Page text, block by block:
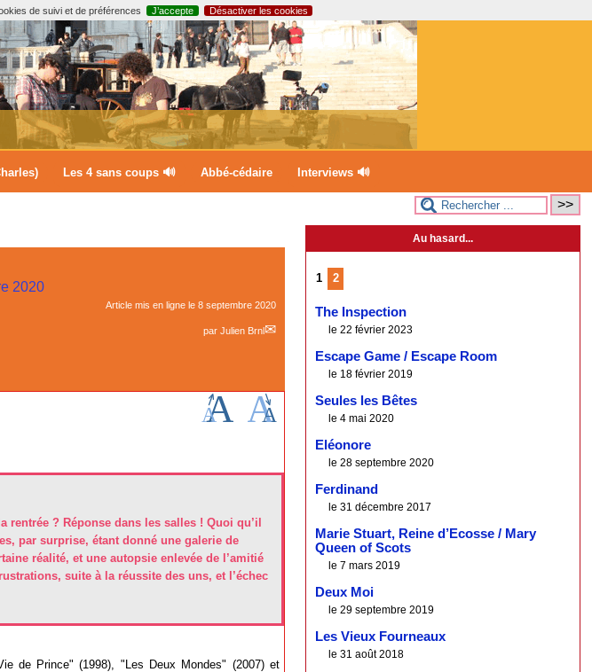
de suivi et de préférences J’accepte Désactiver les cookies
Les 4 sans coups 🔊 Abbé-cédaire Interviews 🔊
2020
Article mis en ligne le 8 septembre 2020
par Julien Brnl
rentrée ? Réponse dans les salles ! Quoi qu’il
par surprise, étant donné une galerie de
réalité, et une autopsie enlevée de l’amitié
suite à la réussite des uns, et l’échec
de Prince" (1998), "Les Deux Mondes" (2007) et
Au hasard...
1 2
The Inspection
le 22 février 2023
Escape Game / Escape Room
le 18 février 2019
Seules les Bêtes
le 4 mai 2020
Eléonore
le 28 septembre 2020
Ferdinand
le 31 décembre 2017
Marie Stuart, Reine d’Ecosse / Mary
Queen of Scots
le 7 mars 2019
Deux Moi
le 29 septembre 2019
Les Vieux Fourneaux
le 31 août 2018